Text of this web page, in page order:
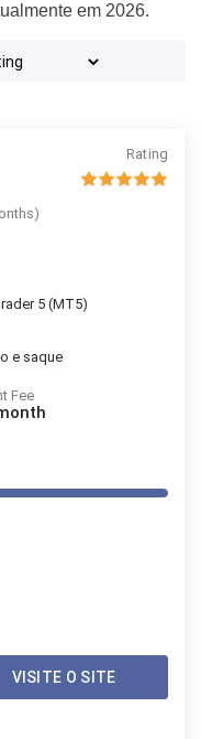
em 2026.
Rating
5 (MT5)
e saque
Fee
VISITE O SITE